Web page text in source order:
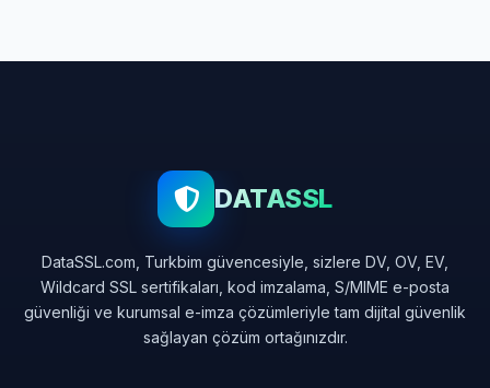
DATASSL
DataSSL.com, Turkbim güvencesiyle, sizlere DV, OV, EV,
Wildcard SSL sertifikaları, kod imzalama, S/MIME e-posta
güvenliği ve kurumsal e-imza çözümleriyle tam dijital güvenlik
sağlayan çözüm ortağınızdır.